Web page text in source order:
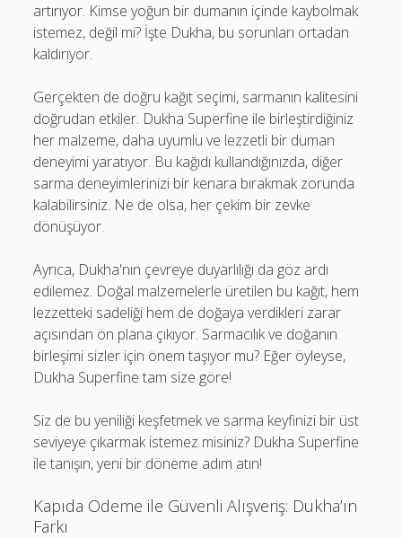
artırıyor. Kimse yoğun bir dumanın içinde kaybolmak
istemez, değil mi? İşte Dukha, bu sorunları ortadan
kaldırıyor.
Gerçekten de doğru kağıt seçimi, sarmanın kalitesini
doğrudan etkiler. Dukha Superfine ile birleştirdiğiniz
her malzeme, daha uyumlu ve lezzetli bir duman
deneyimi yaratıyor. Bu kağıdı kullandığınızda, diğer
sarma deneyimlerinizi bir kenara bırakmak zorunda
kalabilirsiniz. Ne de olsa, her çekim bir zevke
dönüşüyor.
Ayrıca, Dukha'nın çevreye duyarlılığı da göz ardı
edilemez. Doğal malzemelerle üretilen bu kağıt, hem
lezzetteki sadeliği hem de doğaya verdikleri zarar
açısından ön plana çıkıyor. Sarmacılık ve doğanın
birleşimi sizler için önem taşıyor mu? Eğer öyleyse,
Dukha Superfine tam size göre!
Siz de bu yeniliği keşfetmek ve sarma keyfinizi bir üst
seviyeye çıkarmak istemez misiniz? Dukha Superfine
ile tanışın, yeni bir döneme adım atın!
Kapıda Ödeme ile Güvenli Alışveriş: Dukha’ın
Farkı